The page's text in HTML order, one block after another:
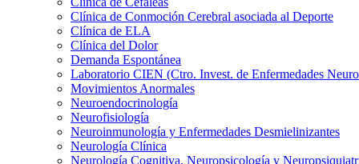
Clínica de Conmoción Cerebral asociada al Deporte
Clínica de ELA
Clínica del Dolor
Demanda Espontánea
Laboratorio CIEN (Ctro. Invest. de Enfermedades
Movimientos Anormales
Neuroendocrinología
Neurofisiología
Neuroinmunología y Enfermedades Desmielinizantes
Neurología Clínica
Neurología Cognitiva, Neuropsicología y